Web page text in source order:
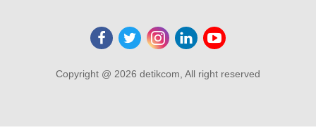
Copyright @ 2026 detikcom, All right reserved